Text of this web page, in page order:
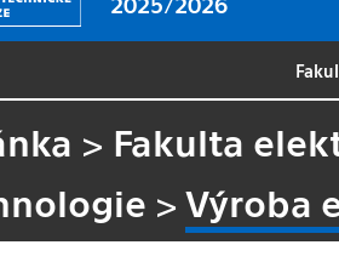
> Fakulta
>Výroba